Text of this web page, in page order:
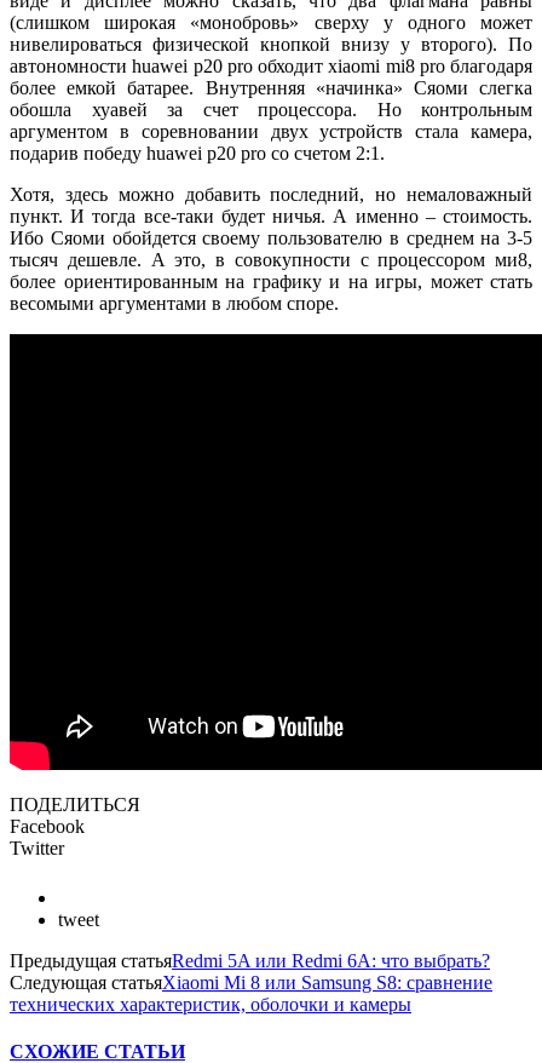
(слишком широкая «монобровь» сверху у одного может
нивелироваться физической кнопкой внизу у второго). По
автономности huawei p20 pro обходит xiaomi mi8 pro благодаря
более емкой батарее. Внутренняя «начинка» Сяоми слегка
обошла хуавей за счет процессора. Но контрольным
аргументом в соревновании двух устройств стала камера,
подарив победу huawei p20 pro со счетом 2:1.
Хотя, здесь можно добавить последний, но немаловажный
пункт. И тогда все-таки будет ничья. А именно – стоимость.
Ибо Сяоми обойдется своему пользователю в среднем на 3-5
тысяч дешевле. А это, в совокупности с процессором ми8,
более ориентированным на графику и на игры, может стать
весомыми аргументами в любом споре.
ПОДЕЛИТЬСЯ
Facebook
Twitter
tweet
Предыдущая статьяRedmi 5A или Redmi 6A: что выбрать?
Следующая статьяXiaomi Mi 8 или Samsung S8: сравнение
технических характеристик, оболочки и камеры
СХОЖИЕ СТАТЬИ